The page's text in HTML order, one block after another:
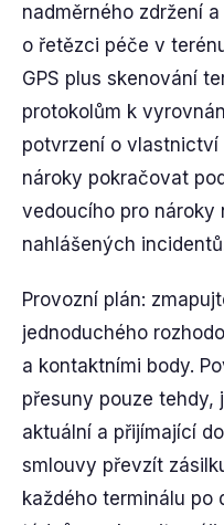
nadměrného zdržení
o řetězci péče v
GPS plus skenování
protokolům k
potvrzení o
nároky pokračovat
vedoucího pro nároky
nahlášených
Provozní plán:
jednoduchého
a kontaktními body.
přesuny pouze tehdy,
aktuální a přijímající
smlouvy převzít
každého terminálu po